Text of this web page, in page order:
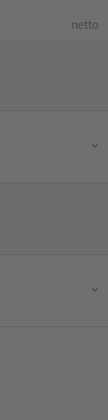
netto